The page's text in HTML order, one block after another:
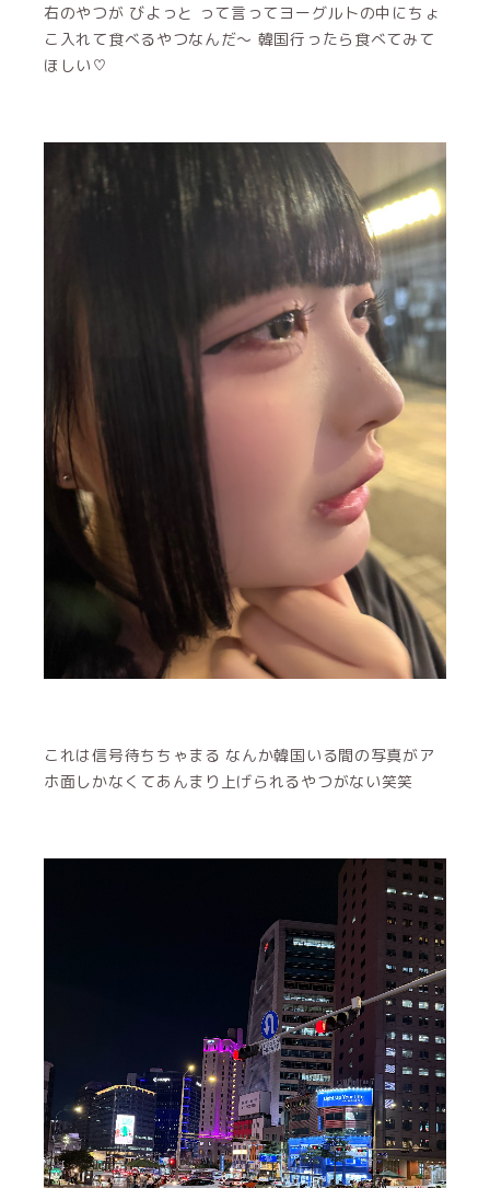
右のやつが びよっと って言ってヨーグルトの中にちょ
こ入れて食べるやつなんだ〜 韓国行ったら食べてみて
ほしい♡
これは信号待ちちゃまる なんか韓国いる間の写真がア
ホ面しかなくてあんまり上げられるやつがない笑笑